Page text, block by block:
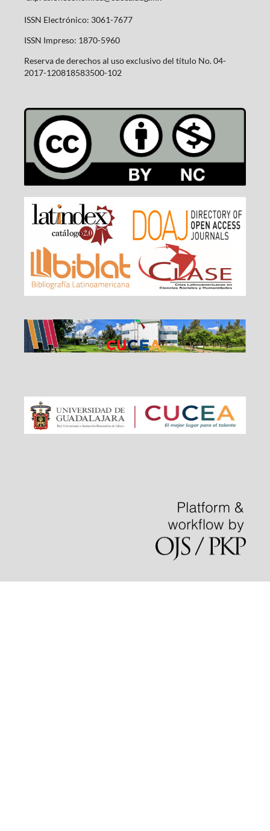
ISSN Electrónico: 3061-7677
ISSN Impreso: 1870-5960
Reserva de derechos al uso exclusivo del título No. 04-
2017-120818583500-102